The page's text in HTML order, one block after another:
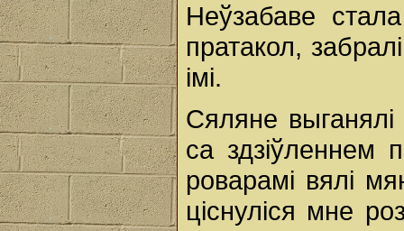
Неўзабаве
пратакол,
імі.
Сяляне
ca здзіўленнем
роварамі вялі
ціснуліся мне